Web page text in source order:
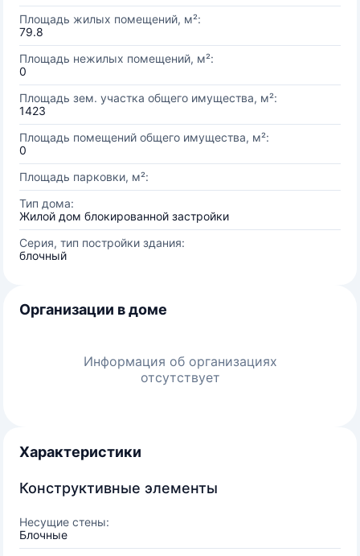
Площадь жилых помещений, м²:
79.8
Площадь нежилых помещений, м²:
0
Площадь зем. участка общего имущества, м²:
1423
Площадь помещений общего имущества, м²:
0
Площадь парковки, м²:
Тип дома:
Жилой дом блокированной застройки
Серия, тип постройки здания:
блочный
Организации в доме
Информация об организациях
отсутствует
Характеристики
Конструктивные элементы
Несущие стены:
Блочные